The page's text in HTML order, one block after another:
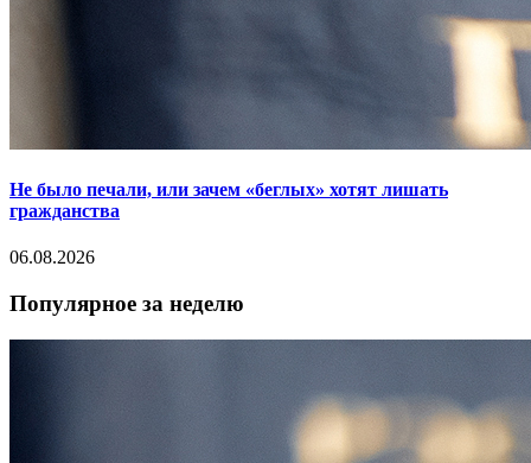
Не было печали, или зачем «беглых» хотят лишать
гражданства
06.08.2026
Популярное за неделю